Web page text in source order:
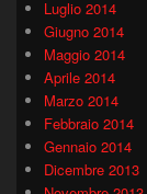
Luglio 2014
Giugno 2014
Maggio 2014
Aprile 2014
Marzo 2014
Febbraio 2014
Gennaio 2014
Dicembre 2013